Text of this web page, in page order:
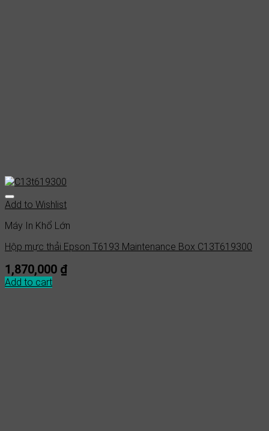
Add to Wishlist
Máy In Khổ Lớn
Hộp mực thải Epson T6193 Maintenance Box C13T619300
1,870,000 ₫
Add to cart